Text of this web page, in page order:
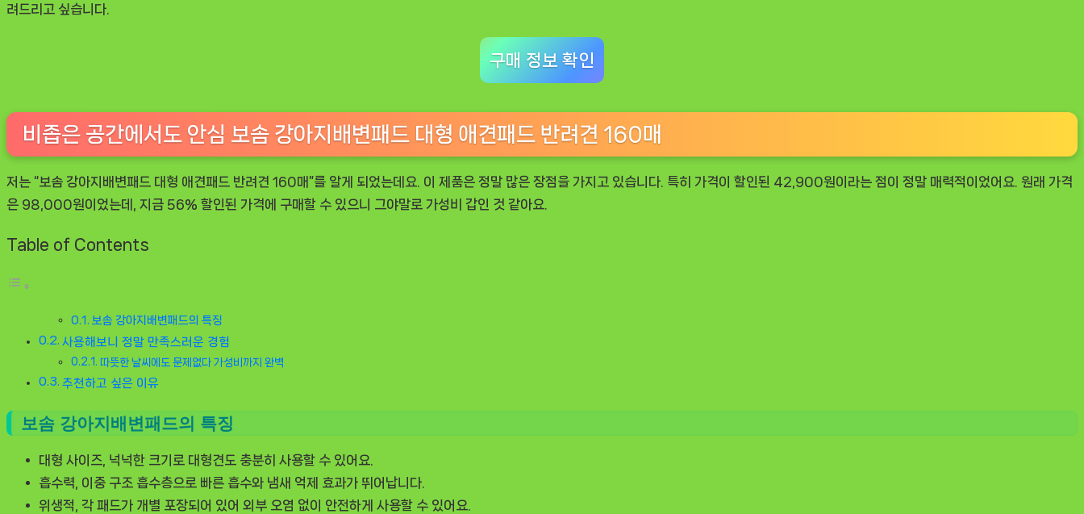
솔
리
뷰
려드리고 싶습니다.
구매 정보 확인
비좁은 공간에서도 안심 보솜 강아지배변패드 대형 애견패드 반려견 160매
저는 “보솜 강아지배변패드 대형 애견패드 반려견 160매”를 알게 되었는데요. 이 제품은 정말 많은 장점을 가지고 있습니다. 특히 가격이 할인된 42,900원이라는 점이 정말 매력적이었어요. 원래 가격
은 98,000원이었는데, 지금 56% 할인된 가격에 구매할 수 있으니 그야말로 가성비 갑인 것 같아요.
Table of Contents
보솜 강아지배변패드의 특징
사용해보니 정말 만족스러운 경험
따뜻한 날씨에도 문제없다 가성비까지 완벽
추천하고 싶은 이유
보솜 강아지배변패드의 특징
대형 사이즈, 넉넉한 크기로 대형견도 충분히 사용할 수 있어요.
흡수력, 이중 구조 흡수층으로 빠른 흡수와 냄새 억제 효과가 뛰어납니다.
위생적, 각 패드가 개별 포장되어 있어 외부 오염 없이 안전하게 사용할 수 있어요.